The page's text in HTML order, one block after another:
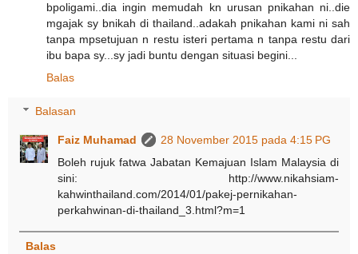
bpoligami..dia ingin memudah kn urusan pnikahan ni..die
mgajak sy bnikah di thailand..adakah pnikahan kami ni sah
tanpa mpsetujuan n restu isteri pertama n tanpa restu dari
ibu bapa sy...sy jadi buntu dengan situasi begini...
Balas
Balasan
Faiz Muhamad
28 November 2015 pada 4:15 PG
Boleh rujuk fatwa Jabatan Kemajuan Islam Malaysia di
sini: http://www.nikahsiam-
kahwinthailand.com/2014/01/pakej-pernikahan-
perkahwinan-di-thailand_3.html?m=1
Balas